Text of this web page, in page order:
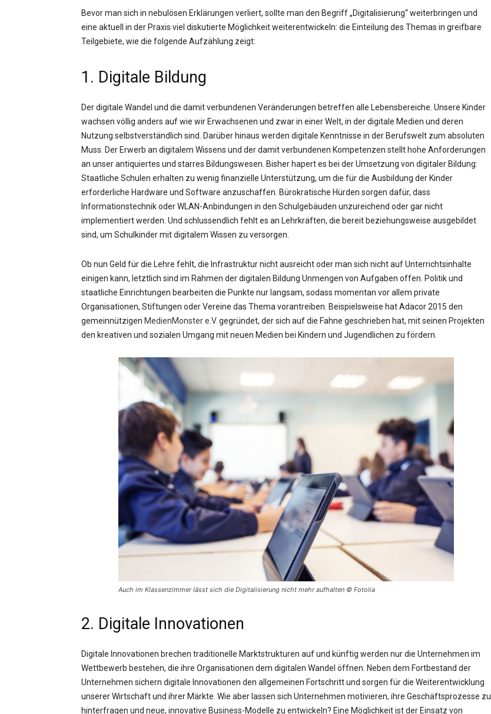
Bevor man sich in nebulösen Erklärungen verliert, sollte man den Begriff „Digitalisierung“ weiterbringen und
eine aktuell in der Praxis viel diskutierte Möglichkeit weiterentwickeln: die Einteilung des Themas in greifbare
Teilgebiete, wie die folgende Aufzählung zeigt:
1. Digitale Bildung
Der digitale Wandel und die damit verbundenen Veränderungen betreffen alle Lebensbereiche. Unsere Kinder
wachsen völlig anders auf wie wir Erwachsenen und zwar in einer Welt, in der digitale Medien und deren
Nutzung selbstverständlich sind. Darüber hinaus werden digitale Kenntnisse in der Berufswelt zum absoluten
Muss. Der Erwerb an digitalem Wissens und der damit verbundenen Kompetenzen stellt hohe Anforderungen
an unser antiquiertes und starres Bildungswesen. Bisher hapert es bei der Umsetzung von digitaler Bildung:
Staatliche Schulen erhalten zu wenig finanzielle Unterstützung, um die für die Ausbildung der Kinder
erforderliche Hardware und Software anzuschaffen. Bürokratische Hürden sorgen dafür, dass
Informationstechnik oder WLAN-Anbindungen in den Schulgebäuden unzureichend oder gar nicht
implementiert werden. Und schlussendlich fehlt es an Lehrkräften, die bereit beziehungsweise ausgebildet
sind, um Schulkinder mit digitalem Wissen zu versorgen.
Ob nun Geld für die Lehre fehlt, die Infrastruktur nicht ausreicht oder man sich nicht auf Unterrichtsinhalte
einigen kann, letztlich sind im Rahmen der digitalen Bildung Unmengen von Aufgaben offen. Politik und
staatliche Einrichtungen bearbeiten die Punkte nur langsam, sodass momentan vor allem private
Organisationen, Stiftungen oder Vereine das Thema vorantreiben. Beispielsweise hat Adacor 2015 den
gemeinnützigen MedienMonster e.V. gegründet, der sich auf die Fahne geschrieben hat, mit seinen Projekten
den kreativen und sozialen Umgang mit neuen Medien bei Kindern und Jugendlichen zu fördern.
Auch im Klassenzimmer lässt sich die Digitalisierung nicht mehr aufhalten © Fotolia
2. Digitale Innovationen
Digitale Innovationen brechen traditionelle Marktstrukturen auf und künftig werden nur die Unternehmen im
Wettbewerb bestehen, die ihre Organisationen dem digitalen Wandel öffnen. Neben dem Fortbestand der
Unternehmen sichern digitale Innovationen den allgemeinen Fortschritt und sorgen für die Weiterentwicklung
unserer Wirtschaft und ihrer Märkte. Wie aber lassen sich Unternehmen motivieren, ihre Geschäftsprozesse zu
hinterfragen und neue, innovative Business-Modelle zu entwickeln? Eine Möglichkeit ist der Einsatz von